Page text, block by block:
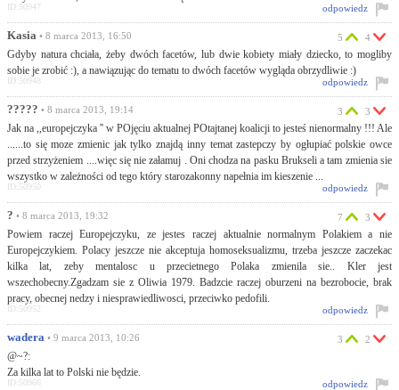
odpowiedz
ID:50947
Kasia • 8 marca 2013, 16:50
Gdyby natura chciała, żeby dwóch facetów, lub dwie kobiety miały dziecko, to mogliby
sobie je zrobić :), a nawiązując do tematu to dwóch facetów wygląda obrzydliwie :)
5 4
odpowiedz
ID:50948
????? • 8 marca 2013, 19:14
Jak na ,,europejczyka '' w POjęciu aktualnej POtajtanej koalicji to jesteś nienormalny !!! Ale
......to się moze zmienic jak tylko znajdą inny temat zastepczy by ogłupiać polskie owce
przed strzyżeniem ....więc się nie załamuj . Oni chodza na pasku Brukseli a tam zmienia sie
wszystko w zależności od tego który starozakonny napełnia im kieszenie ...
3 3
odpowiedz
ID:50950
? • 8 marca 2013, 19:32
Powiem raczej Europejczyku, ze jestes raczej aktualnie normalnym Polakiem a nie
Europejczykiem. Polacy jeszcze nie akceptuja homoseksualizmu, trzeba jeszcze zaczekac
kilka lat, zeby mentalosc u przecietnego Polaka zmienila sie.. Kler jest
wszechobecny.Zgadzam sie z Oliwia 1979. Badzcie raczej oburzeni na bezrobocie, brak
pracy, obecnej nedzy i niesprawiedliwosci, przeciwko pedofili.
7 3
odpowiedz
ID:50952
wadera • 9 marca 2013, 10:26
@~?:
Za kilka lat to Polski nie będzie.
3 2
odpowiedz
ID:50966